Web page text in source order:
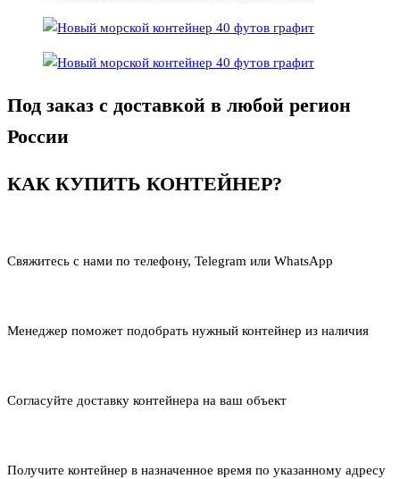
Под заказ с доставкой в любой регион
России
КАК КУПИТЬ КОНТЕЙНЕР?
Свяжитесь с нами по телефону, Telegram или WhatsApp
Менеджер поможет подобрать нужный контейнер из наличия
Согласуйте доставку контейнера на ваш объект
Получите контейнер в назначенное время по указанному адресу